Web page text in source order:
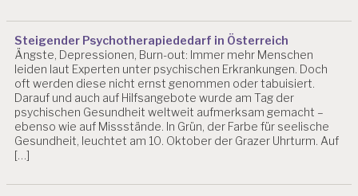
Steigender Psychotherapiededarf in Österreich
Ängste, Depressionen, Burn-out: Immer mehr Menschen
leiden laut Experten unter psychischen Erkrankungen. Doch
oft werden diese nicht ernst genommen oder tabuisiert.
Darauf und auch auf Hilfsangebote wurde am Tag der
psychischen Gesundheit weltweit aufmerksam gemacht –
ebenso wie auf Missstände. In Grün, der Farbe für seelische
Gesundheit, leuchtet am 10. Oktober der Grazer Uhrturm. Auf
[…]